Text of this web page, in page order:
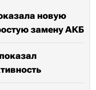
новую
замену АКБ